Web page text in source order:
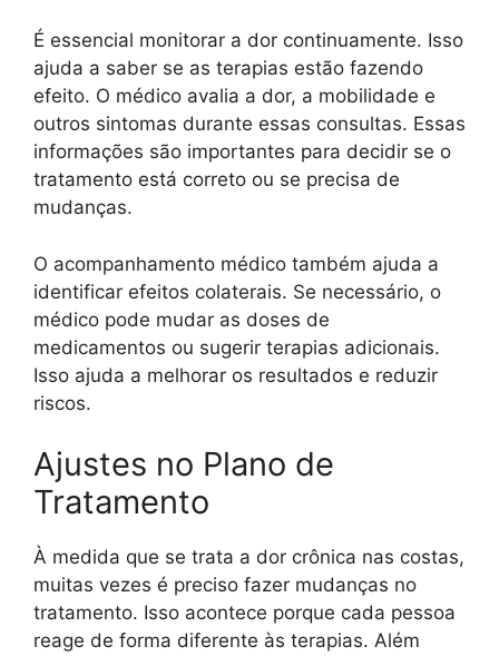
É essencial monitorar a dor continuamente. Isso
ajuda a saber se as terapias estão fazendo
efeito. O médico avalia a dor, a mobilidade e
outros sintomas durante essas consultas. Essas
informações são importantes para decidir se o
tratamento está correto ou se precisa de
mudanças.
O acompanhamento médico também ajuda a
identificar efeitos colaterais. Se necessário, o
médico pode mudar as doses de
medicamentos ou sugerir terapias adicionais.
Isso ajuda a melhorar os resultados e reduzir
riscos.
Ajustes no Plano de
Tratamento
À medida que se trata a dor crônica nas costas,
muitas vezes é preciso fazer mudanças no
tratamento. Isso acontece porque cada pessoa
reage de forma diferente às terapias. Além